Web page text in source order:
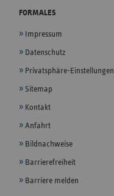
FORMALES
Impressum
Datenschutz
Privatsphäre-Einstellungen
Sitemap
Kontakt
Anfahrt
Bildnachweise
Barrierefreiheit
Barriere melden